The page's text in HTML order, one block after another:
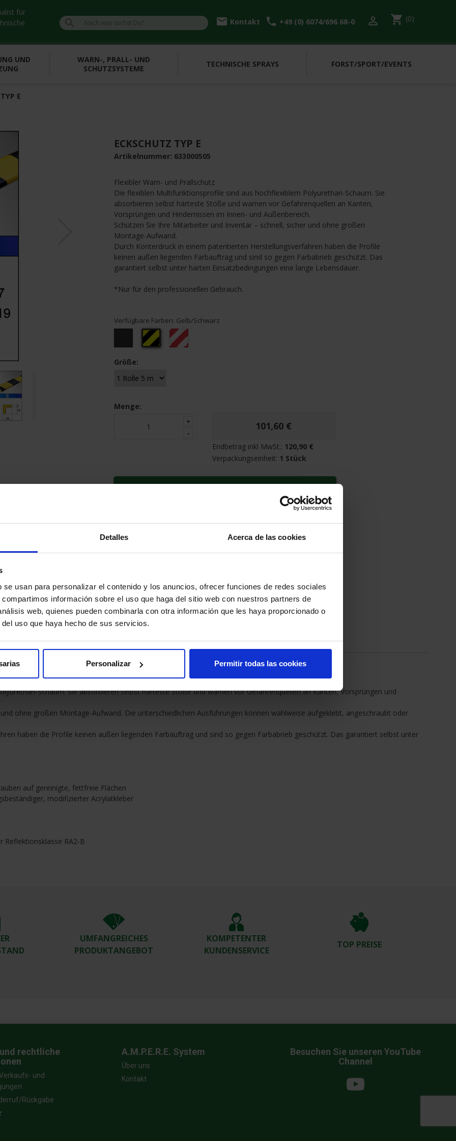
Detalles Acerca de las cookies
usan para personalizar el contenido y los anuncios, ofrecer funciones de redes sociales
información sobre el uso que haga del sitio web con nuestros partners de
web, quienes pueden combinarla con otra información que les haya proporcionado o
uso que haya hecho de sus servicios.
Personalizar Permitir todas las cookies
für
 email Kontakt call +49 (0) 6074/696 68-0  shopping_cart (0)
UND
WARN-, PRALL- UND
SCHUTZSYSTEME
TECHNISCHE SPRAYS FORST/SPORT/EVENTS
E
ECKSCHUTZ TYP E
Artikelnummer: 633000505
Flexibler Warn- und Prallschutz
Die flexiblen Multifunktionsprofile sind aus hochflexiblem Polyurethan-Schaum. Sie
absorbieren selbst härteste Stöße und warnen vor Gefahrenquellen an Kanten,
Vorsprüngen und Hindernissen im Innen- und Außenbereich.
Schützen Sie Ihre Mitarbeiter und Inventar – schnell, sicher und ohne großen
Montage-Aufwand.
Durch Konterdruck in einem patentierten Herstellungsverfahren haben die Profile
keinen außen liegenden Farbauftrag und sind so gegen Farbabrieb geschützt. Das
garantiert selbst unter harten Einsatzbedingungen eine lange Lebensdauer.
*Nur für den professionellen Gebrauch.
Verfügbare Farben: Gelb/Schwarz
Schwarz Gelb/SchwarzRot/Weiss
Größe:
Menge:
101,60 €
Endbetrag inkl MwSt.: 120,90 €
Verpackungseinheit: 1 Stück
INFORMATIONEN ANFRAGEN
Zufriedenheit garantiert
Schaum. Sie absorbieren selbst härteste Stöße und warnen vor Gefahrenquellen an Kanten, Vorsprüngen und
ohne großen Montage-Aufwand. Die unterschiedlichen Ausführungen können wahlweise aufgeklebt, angeschraubt oder
haben die Profile keinen außen liegenden Farbauftrag und sind so gegen Farbabrieb geschützt. Das garantiert selbst unter
auf gereinigte, fettfreie Flächen
modifizierter Acrylatkleber
RA2-B
W
UMFANGREICHES
PRODUKTANGEBOT
KOMPETENTER
KUNDENSERVICE
TOP PREISE
rechtliche
und
Rückgabe
A.M.P.E.R.E. System
Über uns
Kontakt
Besuchen Sie unseren YouTube
Channel
YouTube